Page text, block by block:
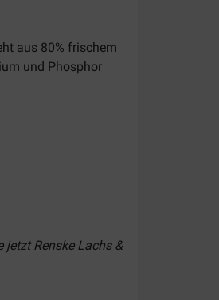
aus 80% frischem
und Phosphor
jetztRenske Lachs &